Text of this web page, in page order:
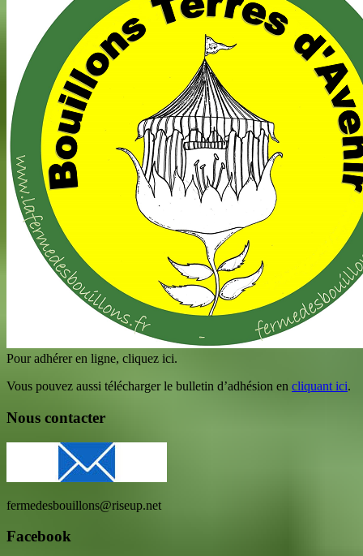
Pour adhérer en ligne, cliquez ici.
Vous pouvez aussi télécharger le bulletin d’adhésion en cliquant ici.
Nous contacter
fermedesbouillons@riseup.net
Facebook